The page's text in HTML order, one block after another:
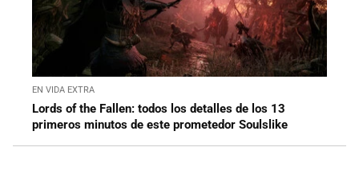
EN VIDA EXTRA
Lords of the Fallen: todos los detalles de los 13
primeros minutos de este prometedor Soulslike